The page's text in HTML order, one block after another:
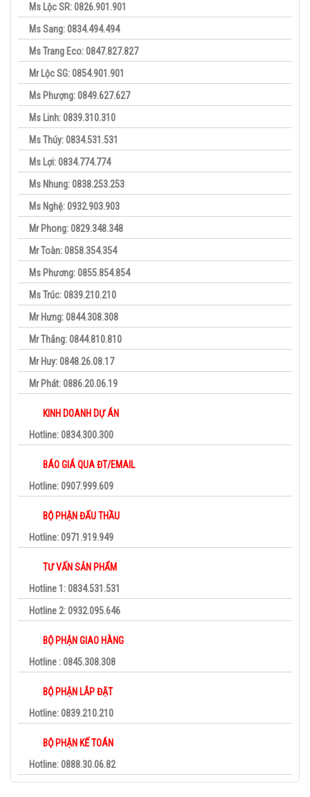
Ms Lộc SR: 0826.901.901
Ms Sang: 0834.494.494
Ms Trang Eco: 0847.827.827
Mr Lộc SG: 0854.901.901
Ms Phượng: 0849.627.627
Ms Linh: 0839.310.310
Ms Thúy: 0834.531.531
Ms Lợi: 0834.774.774
Ms Nhung: 0838.253.253
Ms Nghệ: 0932.903.903
Mr Phong: 0829.348.348
Mr Toàn: 0858.354.354
Ms Phương: 0855.854.854
Ms Trúc: 0839.210.210
Mr Hưng: 0844.308.308
Mr Thắng: 0844.810.810
Mr Huy: 0848.26.08.17
Mr Phát: 0886.20.06.19
KINH DOANH DỰ ÁN
Hotline: 0834.300.300
BÁO GIÁ QUA ĐT/EMAIL
Hotline: 0907.999.609
BỘ PHẬN ĐẤU THẦU
Hotline: 0971.919.949
TƯ VẤN SẢN PHẨM
Hotline 1: 0834.531.531
Hotline 2: 0932.095.646
BỘ PHẬN GIAO HÀNG
Hotline : 0845.308.308
BỘ PHẬN LẮP ĐẶT
Hotline: 0839.210.210
BỘ PHẬN KẾ TOÁN
Hotline: 0888.30.06.82